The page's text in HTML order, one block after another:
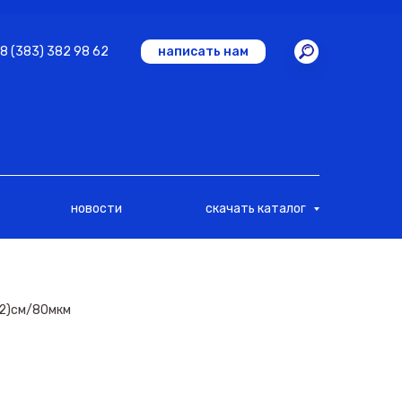
написать нам
8 (383) 382 98 62
новости скачать каталог
80мкм